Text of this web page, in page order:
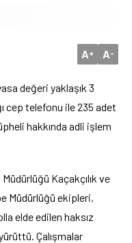
A+ A-
değeri yaklaşık 3
cep telefonu ile 235 adet
hakkında adli işlem
Kaçakçılık ve
Müdürlüğü ekipleri,
elde edilen haksız
Çalışmalar